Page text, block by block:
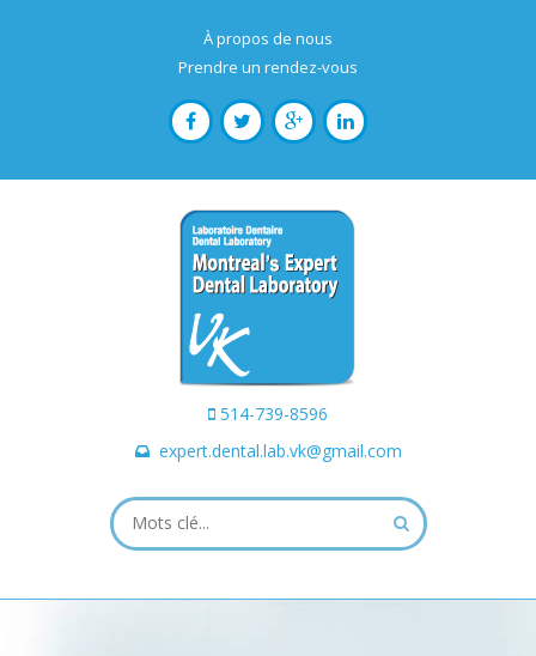
À propos de nous
Prendre un rendez-vous
514-739-8596
expert.dental.lab.vk@gmail.com